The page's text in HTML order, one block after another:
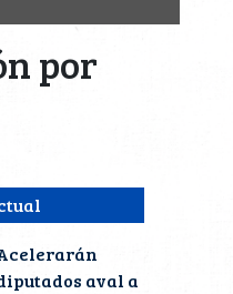
por
aval a